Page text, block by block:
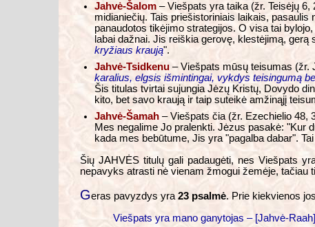
Jahvė-Šalom– Viešpats yra taika (žr. Teisėjų 6,
midianiečių. Tais priešistoriniais laikais,
panaudotos tikėjimo strategijos. O visa tai
labai dažnai. Jis reiškia gerovę, klestėjimą,
kryžiaus kraują".
Jahvė-Tsidkenu– Viešpats mūsų teisumas (žr.
karalius, elgsis išmintingai, vykdys teisingumą
Šis titulas tvirtai sujungia Jėzų Kristų, Dovydo
kito, bet savo kraują ir taip suteikė amžinąjį
Jahvė-Šamah– Viešpats čia (žr. Ezechielio 48,
Mes negalime Jo pralenkti. Jėzus pasakė: "Kur
kada mes bebūtume, Jis yra "pagalba dabar".
Šių JAHVĖS titulų gali padaugėti, nes Viešpats
nepavyks atrasti nė vienam žmogui žemėje, tačiau
Geras pavyzdys yra 23 psalmė. Prie kiekvienos
Viešpats yra mano ganytojas – [Jahvė-